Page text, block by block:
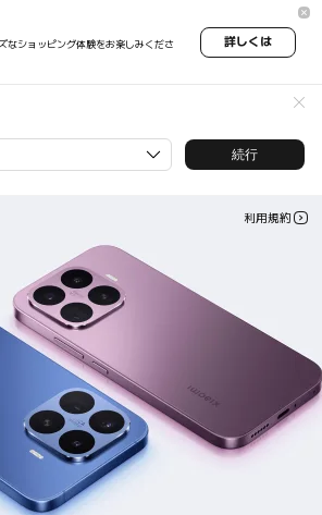
なショッピング体験をお楽しみくださ
詳しくは
続行
Series 新製品発売
利用規約